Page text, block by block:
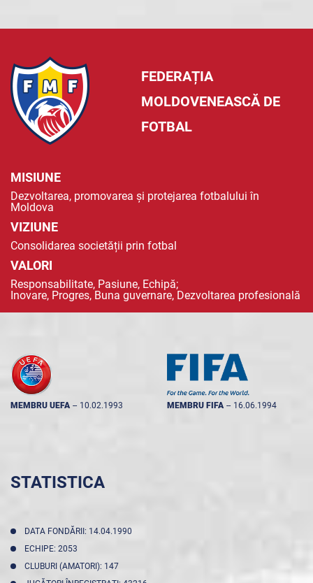
FEDERAȚIA
MOLDOVENEASCĂ DE
FOTBAL
MISIUNE
Dezvoltarea, promovarea și protejarea fotbalului în
Moldova
VIZIUNE
Consolidarea societății prin fotbal
VALORI
Responsabilitate, Pasiune, Echipă;
Inovare, Progres, Buna guvernare, Dezvoltarea profesională
MEMBRU UEFA -- 10.02.1993 MEMBRU FIFA -- 16.06.1994
STATISTICA
DATA FONDĂRII: 14.04.1990
ECHIPE: 2053
CLUBURI (AMATORI): 147